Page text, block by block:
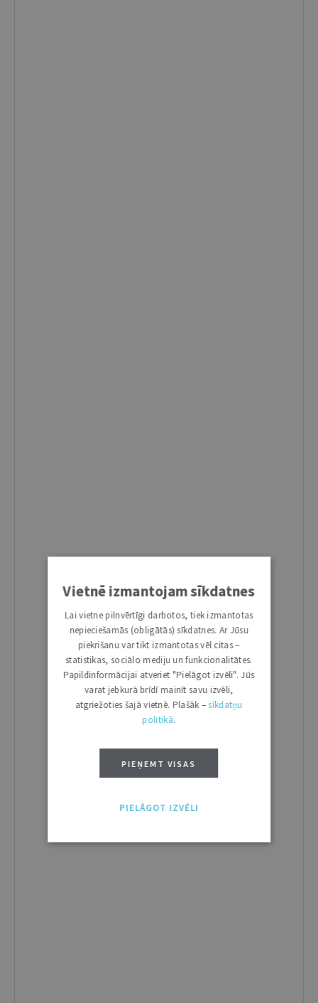
Vietnē izmantojam sīkdatnes
Lai vietne pilnvērtīgi darbotos, tiek izmantotas
nepieciešamās (obligātās) sīkdatnes. Ar Jūsu
piekrišanu var tikt izmantotas vēl citas –
statistikas, sociālo mediju un funkcionalitātes.
Papildinformācijai atveriet "Pielāgot izvēli". Jūs
varat jebkurā brīdī mainīt savu izvēli,
atgriežoties šajā vietnē. Plašāk –sīkdatņu
politikā.
PIEŅEMT VISAS
PIELĀGOT IZVĒLI